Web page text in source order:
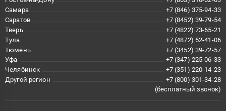
Самара
+7 (846) 375-94-33
Саратов
+7 (8452) 39-79-54
Тверь
+7 (4822) 73-65-21
Тула
+7 (4872) 52-41-06
Тюмень
+7 (3452) 39-72-57
Уфа
+7 (347) 225-06-33
Челябинск
+7 (351) 220-14-23
Другой регион
+7 (800) 301-34-28
(бесплатный звонок)